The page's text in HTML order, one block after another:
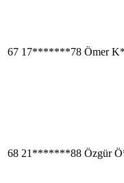
67 17*******78 Ömer
68 21*******88 Özgür